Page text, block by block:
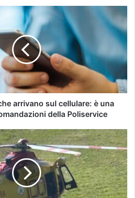
arrivano sul cellulare: è una
della Poliservice